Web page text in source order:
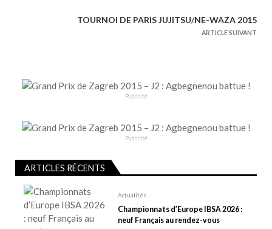
d
l
’
TOURNOI DE PARIS JUJITSU/NE-WAZA 2015
ARTICLE SUIVANT
Publicité
Publicité
ARTICLES RÉCENTS
Actualités
Championnats d’Europe IBSA 2026 :
neuf Français au rendez-vous